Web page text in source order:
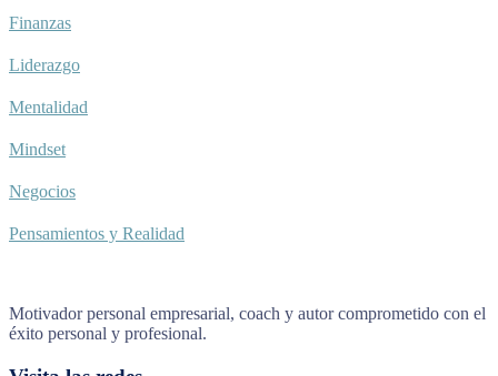
Finanzas
Liderazgo
Mentalidad
Mindset
Negocios
Pensamientos y Realidad
Motivador personal empresarial, coach y autor comprometido con el
éxito personal y profesional.